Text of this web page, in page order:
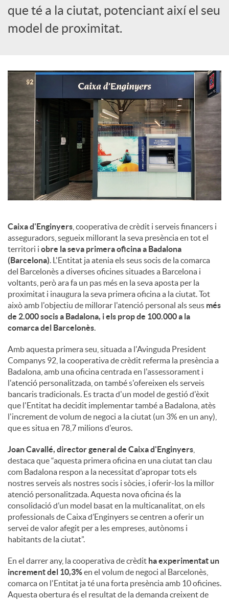
a
a
r
x
e
S
o
c
i
a
l
s
que té a la ciutat, potenciant així el seu
model de proximitat.
Caixa d'Enginyers , cooperativa de crèdit i serveis financers i
asseguradors, segueix millorant la seva presència en tot el
territori i obre la seva primera oficina a Badalona
(Barcelona). L'Entitat ja atenia els seus socis de la comarca
del Barcelonès a diverses oficines situades a Barcelona i
voltants, però ara fa un pas més en la seva aposta per la
proximitat i inaugura la seva primera oficina a la ciutat. Tot
això amb l'objectiu de millorar l'atenció personal als seus més
de 2.000 socis a Badalona, i els prop de 100.000 a la
comarca del Barcelonès.
Amb aquesta primera seu, situada a l'Avinguda President
Companys 92, la cooperativa de crèdit referma la presència a
Badalona, amb una oficina centrada en l'assessorament i
l'atenció personalitzada, on també s'ofereixen els serveis
bancaris tradicionals. Es tracta d'un model de gestió d'èxit
que l'Entitat ha decidit implementar també a Badalona, atès
l'increment de volum de negoci a la ciutat (un 3% en un any),
que es situa en 78,7 milions d'euros.
Joan Cavallé, director general de Caixa d'Enginyers
destaca que “aquesta primera oficina en una ciutat tan clau
com Badalona respon a la necessitat d'apropar tots els
nostres serveis als nostres socis i sòcies, i oferir-los la millor
atenció personalitzada. Aquesta nova oficina és la
consolidació d’un model basat en la multicanalitat, on els
professionals de Caixa d’Enginyers se centren a oferir un
servei de valor afegit per a les empreses, autònoms i
habitants de la ciutat”.
En el darrer any, la cooperativa de crèdit ha experimentat un
increment del 10,3%en el volum de negoci al Barcelonès,
comarca on l'Entitat ja té una forta presència amb 10 oficines.
Aquesta obertura és el resultat de la demanda creixent de